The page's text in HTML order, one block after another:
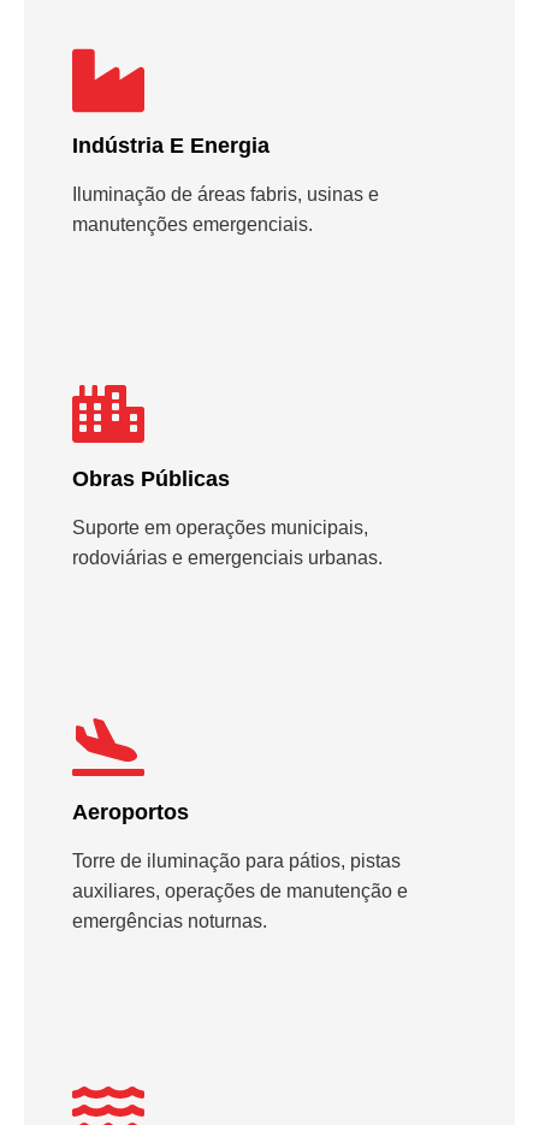
Indústria E Energia
Iluminação de áreas fabris, usinas e
manutenções emergenciais.
Obras Públicas
Suporte em operações municipais,
rodoviárias e emergenciais urbanas.
Aeroportos
Torre de iluminação para pátios, pistas
auxiliares, operações de manutenção e
emergências noturnas.